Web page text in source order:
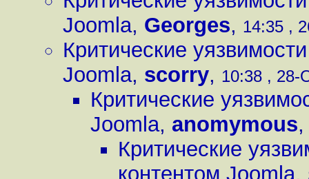
Joomla, Georges, 14:35 ,
Критические
Joomla, scorry, 10:38 , 28-
Критические
Joomla, anomymous
Критические
контентом Joomla,